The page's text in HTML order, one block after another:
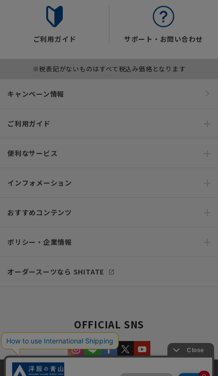
ご利用ガイド サポート・お問い合わせ
※税表記がないものはすべて税込み価格となります
キャンペーン情報
ご利用ガイド
便利なサービス
インフォメーション
おすすめコンテンツ
ポリシー・企業情報
オーダースーツなら SHITATE
OFFICIAL SNS